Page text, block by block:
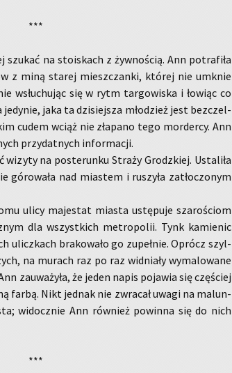
***
na sto­iskach z żyw­no­ścią. Ann po­tra­fi­ła
z miną sta­rej miesz­czan­ki, któ­rej nie umknie
wsłu­chu­jąc się w rytm tar­go­wi­ska i ło­wiąc co
je­dy­nie, jaka ta dzi­siej­sza mło­dzież jest bez­czel­
cudem wciąż nie zła­pa­no tego mor­der­cy. Ann
przy­dat­nych in­for­ma­cji.
wi­zy­ty na po­ste­run­ku Stra­ży Grodz­kiej. Usta­li­ła
gó­ro­wa­ła nad mia­stem i ru­szy­ła za­tło­czo­nym
ulicy ma­je­stat mia­sta ustę­pu­je sza­ro­ściom
dla wszyst­kich me­tro­po­lii. Tynk ka­mie­nic
ulicz­kach bra­ko­wa­ło go zu­peł­nie. Oprócz szyl­
na mu­rach raz po raz wid­nia­ły wy­ma­lo­wa­ne
za­uwa­ży­ła, że jeden napis po­ja­wia się czę­ściej
farbą. Nikt jed­nak nie zwra­cał uwagi na ma­lun­
wi­docz­nie Ann rów­nież po­win­na się do nich
***